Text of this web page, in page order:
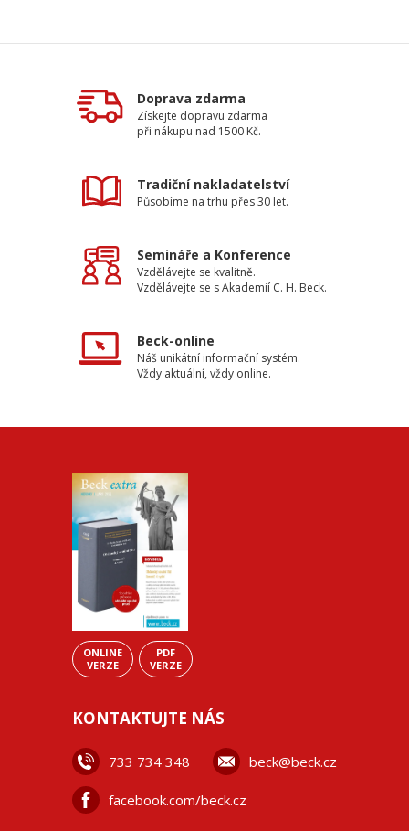
Doprava zdarma
Získejte dopravu zdarma
při nákupu nad 1500 Kč.
Tradiční nakladatelství
Působíme na trhu přes 30 let.
Semináře a Konference
Vzdělávejte se kvalitně.
Vzdělávejte se s Akademií C. H. Beck.
Beck-online
Náš unikátní informační systém.
Vždy aktuální, vždy online.
ONLINE
VERZE
PDF
VERZE
KONTAKTUJTE NÁS
733 734 348 beck@beck.cz
facebook.com/beck.cz